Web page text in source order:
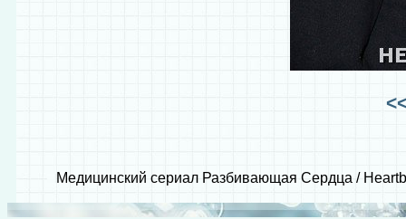
Медицинский сериал Разбивающая Сердца /